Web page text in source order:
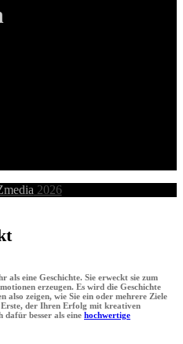
2026
eine Geschichte. Sie erweckt sie zum
erzeugen. Es wird die Geschichte
also zeigen, wie Sie ein oder mehrere Ziele
Erste, der Ihren Erfolg mit kreativen
dafür besser als eine hochwertige